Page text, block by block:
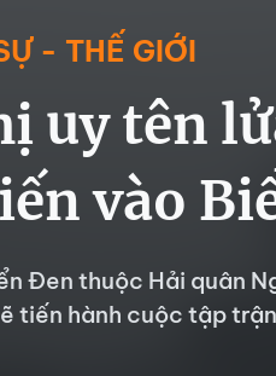
- THẾ GIỚI
uy tên
vào
Đen thuộc Hải quân
tiến hành cuộc tập